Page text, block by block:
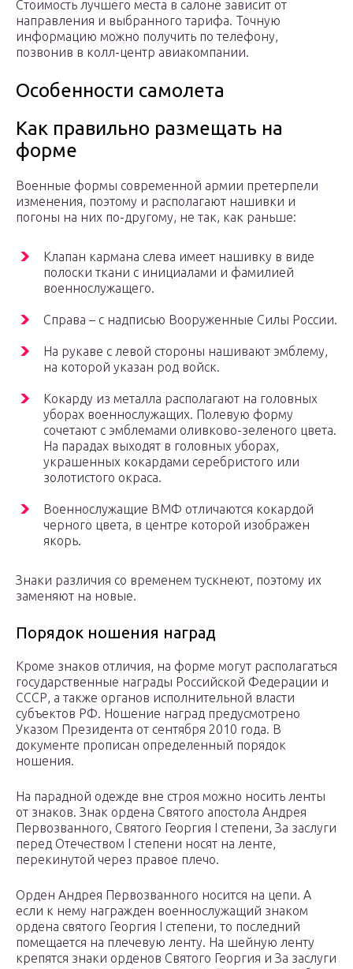
Стоимость лучшего места в салоне зависит от
направления и выбранного тарифа. Точную
информацию можно получить по телефону,
позвонив в колл-центр авиакомпании.
Особенности самолета
Как правильно размещать на
форме
Военные формы современной армии претерпели
изменения, поэтому и располагают нашивки и
погоны на них по-другому, не так, как раньше:
Клапан кармана слева имеет нашивку в виде
полоски ткани с инициалами и фамилией
военнослужащего.
Справа – с надписью Вооруженные Силы России.
На рукаве с левой стороны нашивают эмблему,
на которой указан род войск.
Кокарду из металла располагают на головных
уборах военнослужащих. Полевую форму
сочетают с эмблемами оливково-зеленого цвета.
На парадах выходят в головных уборах,
украшенных кокардами серебристого или
золотистого окраса.
Военнослужащие ВМФ отличаются кокардой
черного цвета, в центре которой изображен
якорь.
Знаки различия со временем тускнеют, поэтому их
заменяют на новые.
Порядок ношения наград
Кроме знаков отличия, на форме могут располагаться
государственные награды Российской Федерации и
СССР, а также органов исполнительной власти
субъектов РФ. Ношение наград предусмотрено
Указом Президента от сентября 2010 года. В
документе прописан определенный порядок
ношения.
На парадной одежде вне строя можно носить ленты
от знаков. Знак ордена Святого апостола Андрея
Первозванного, Святого Георгия I степени, За заслуги
перед Отечеством I степени носят на ленте,
перекинутой через правое плечо.
Орден Андрея Первозванного носится на цепи. А
если к нему награжден военнослужащий знаком
ордена святого Георгия I степени, то последний
помещается на плечевую ленту. На шейную ленту
крепятся знаки орденов Святого Георгия и За заслуги